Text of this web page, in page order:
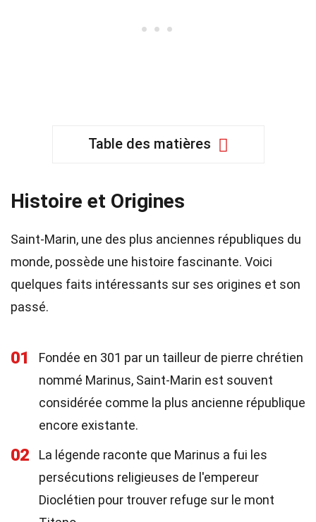
Table des matières
Histoire et Origines
Saint-Marin, une des plus anciennes républiques du
monde, possède une histoire fascinante. Voici
quelques faits intéressants sur ses origines et son
passé.
01
Fondée en 301 par un tailleur de pierre chrétien
nommé Marinus, Saint-Marin est souvent
considérée comme la plus ancienne république
encore existante.
02
La légende raconte que Marinus a fui les
persécutions religieuses de l'empereur
Dioclétien pour trouver refuge sur le mont